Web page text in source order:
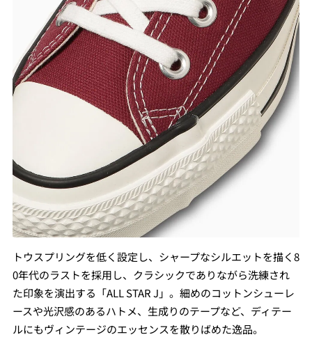
トウスプリングを低く設定し、シャープなシルエットを描く8
0年代のラストを採用し、クラシックでありながら洗練され
た印象を演出する「ALL STAR J」。細めのコットンシューレ
ースや光沢感のあるハトメ、生成りのテープなど、ディテー
ルにもヴィンテージのエッセンスを散りばめた逸品。